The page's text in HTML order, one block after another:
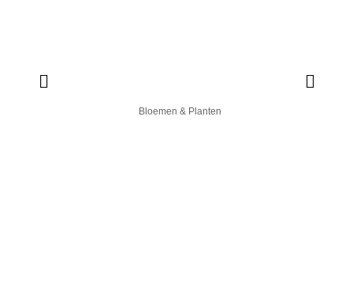
Bloemen & Planten